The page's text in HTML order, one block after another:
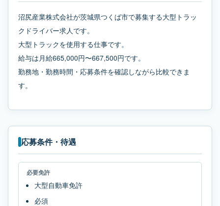
沼尻産業株式会社が茨城県つくば市で募集する大型トラッ
クドライバー求人です。
大型トラックを使用する仕事です。
給与は月給665,000円〜667,500円です。
勤務地・勤務時間・応募条件を確認しながら比較できま
す。
応募条件・待遇
必要免許
大型自動車免許
必須